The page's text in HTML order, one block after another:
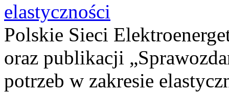
elastyczności
Polskie Sieci
oraz publikacji
potrzeb w zakresie